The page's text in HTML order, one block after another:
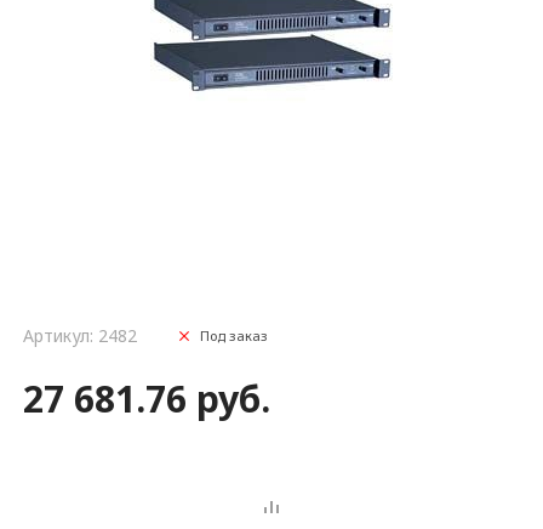
Артикул: 2482 Под заказ
27 681.76 руб.